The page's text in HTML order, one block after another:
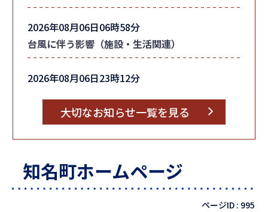
2026年08月06日06時58分
台風に伴う影響（施設・生活関連）
2026年08月06日23時12分
大切なお知らせ一覧を見る
知名町ホームページ
ページID : 995